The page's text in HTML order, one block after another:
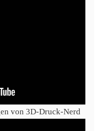
von 3D-Druck-Nerd